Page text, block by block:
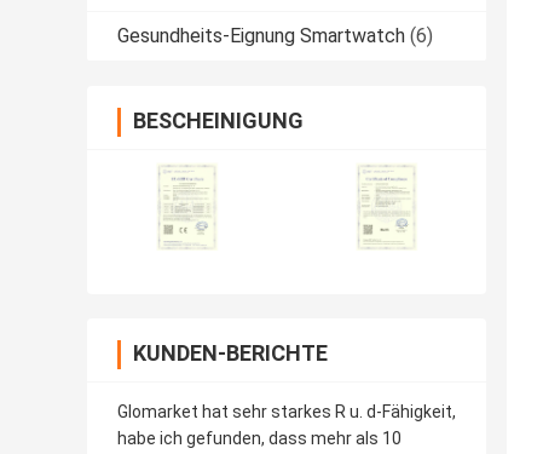
Gesundheits-Eignung Smartwatch (6)
BESCHEINIGUNG
KUNDEN-BERICHTE
Glomarket hat sehr starkes R u. d-Fähigkeit,
habe ich gefunden, dass mehr als 10